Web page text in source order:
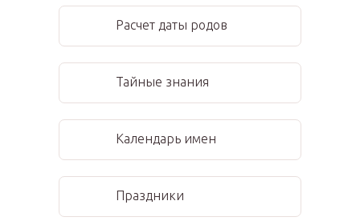
Расчет даты родов
Тайные знания
Календарь имен
Праздники